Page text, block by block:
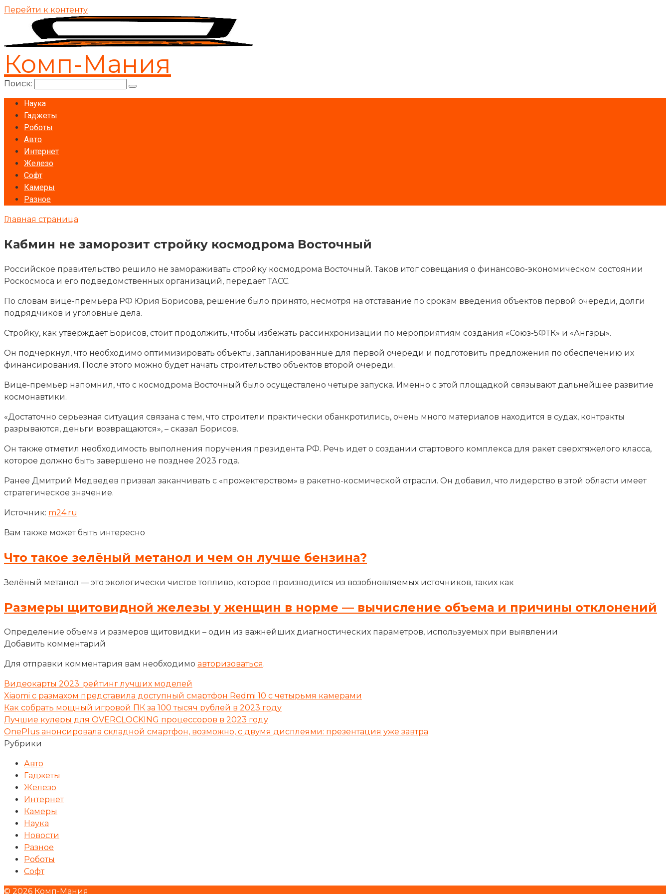
Перейти к контенту
Комп-Мания
Поиск:
Наука
Гаджеты
Роботы
Авто
Интернет
Железо
Софт
Камеры
Разное
Главная страница
Кабмин не заморозит стройку космодрома Восточный
Российское правительство решило не замораживать стройку космодрома Восточный. Таков итог совещания о финансово-экономическом состоянии
Роскосмоса и его подведомственных организаций, передает ТАСС.
По словам вице-премьера РФ Юрия Борисова, решение было принято, несмотря на отставание по срокам введения объектов первой очереди, долги
подрядчиков и уголовные дела.
Стройку, как утверждает Борисов, стоит продолжить, чтобы избежать рассинхронизации по мероприятиям создания «Союз-5ФТК» и «Ангары».
Он подчеркнул, что необходимо оптимизировать объекты, запланированные для первой очереди и подготовить предложения по обеспечению их
финансирования. После этого можно будет начать строительство объектов второй очереди.
Вице-премьер напомнил, что с космодрома Восточный было осуществлено четыре запуска. Именно с этой площадкой связывают дальнейшее развитие
космонавтики.
«Достаточно серьезная ситуация связана с тем, что строители практически обанкротились, очень много материалов находится в судах, контракты
разрываются, деньги возвращаются», – сказал Борисов.
Он также отметил необходимость выполнения поручения президента РФ. Речь идет о создании стартового комплекса для ракет сверхтяжелого класса,
которое должно быть завершено не позднее 2023 года.
Ранее Дмитрий Медведев призвал заканчивать с «прожектерством» в ракетно-космической отрасли. Он добавил, что лидерство в этой области имеет
стратегическое значение.
Источник: m24.ru
Вам также может быть интересно
Что такое зелёный метанол и чем он лучше бензина?
Зелёный метанол — это экологически чистое топливо, которое производится из возобновляемых источников, таких как
Размеры щитовидной железы у женщин в норме — вычисление объема и причины отклонений
Определение объема и размеров щитовидки – один из важнейших диагностических параметров, используемых при выявлении
Добавить комментарий
Для отправки комментария вам необходимо авторизоваться.
Видеокарты 2023: рейтинг лучших моделей
Xiaomi с размахом представила доступный смартфон Redmi 10 с четырьмя камерами
Как собрать мощный игровой ПК за 100 тысяч рублей в 2023 году
Лучшие кулеры для OVERCLOCKING процессоров в 2023 году
OnePlus анонсировала складной смартфон, возможно, с двумя дисплеями: презентация уже завтра
Рубрики
Авто
Гаджеты
Железо
Интернет
Камеры
Наука
Новости
Разное
Роботы
Софт
© 2026 Комп-Мания